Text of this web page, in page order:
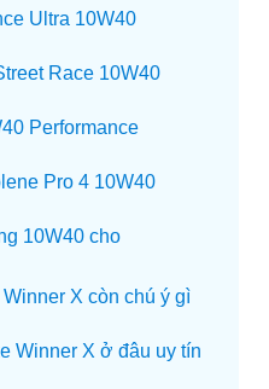
Ultra 10W40
Race 10W40
Performance
Pro 4 10W40
10W40 cho
X còn chú ý gì
Winner X ở đâu uy tín